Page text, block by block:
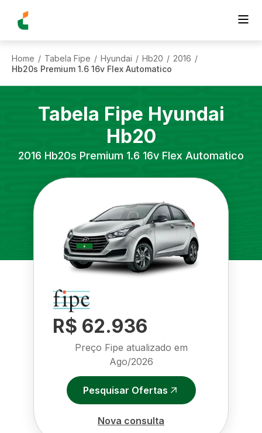
Home / Tabela Fipe / Hyundai / Hb20 / 2016 /
Hb20s Premium 1.6 16v Flex Automatico
Tabela Fipe Hyundai
Hb20
2016 Hb20s Premium 1.6 16v Flex Automatico
R$ 62.936
Preço Fipe atualizado em
Ago/2026
Pesquisar Ofertas
Nova consulta